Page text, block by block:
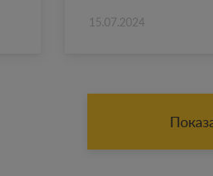
15.07.2024